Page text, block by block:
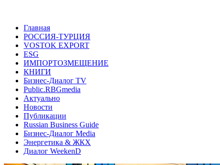
Главная
РОССИЯ-ТУРЦИЯ
VOSTOK EXPORT
ESG
ИМПОРТОЗМЕЩЕНИЕ
КНИГИ
Бизнес-Диалог TV
Public.RBGmedia
Актуально
Новости
Публикации
Russian Business Guide
Бизнес-Диалог Media
Энергетика & ЖКХ
Диалог WeekenD